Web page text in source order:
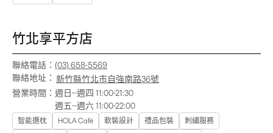
竹北享平方店
聯絡電話： (03) 658-5569
聯絡地址： 新竹縣竹北市自強南路36號
營業時間： 週日~週四 11:00-21:30
週五~週六 11:00-22:00
智能選枕 HOLA Café 軟裝設計 禮品包裝
刺繡服務